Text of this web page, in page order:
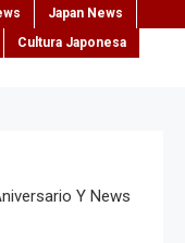
Japan News
Cultura Japonesa
Y News